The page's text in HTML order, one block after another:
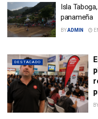
Isla
panameña
BYADMIN
DESTACADO